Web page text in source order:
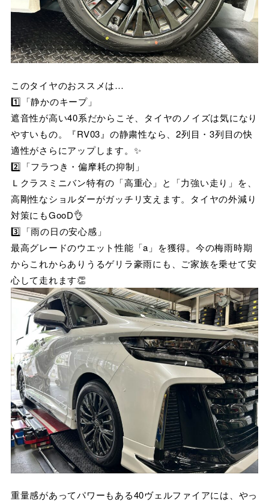
このタイヤのおススメは…
1️⃣「静かのキープ」
遮音性が高い40系だからこそ、タイヤのノイズは気になり
やすいもの。『RV03』の静粛性なら、2列目・3列目の快
適性がさらにアップします。✨
2️⃣「フラつき・偏摩耗の抑制」
Ｌクラスミニバン特有の「高重心」と「力強い走り」を、
高剛性なショルダーがガッチリ支えます。タイヤの外減り
対策にもGooD👌
3️⃣「雨の日の安心感」
最高グレードのウエット性能「a」を獲得。今の梅雨時期
からこれからありうるゲリラ豪雨にも、ご家族を乗せて安
心して走れます👏
重量感があってパワーもある40ヴェルファイアには、やっ